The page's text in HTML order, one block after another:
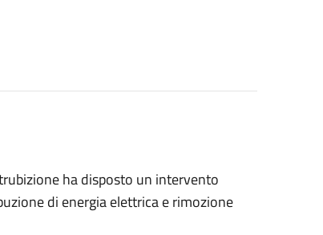
ha disposto un intervento
di energia elettrica e rimozione